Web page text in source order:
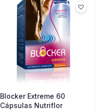
Blocker Extreme 60
Cápsulas Nutriflor